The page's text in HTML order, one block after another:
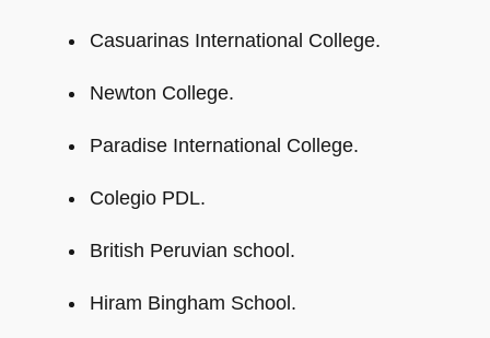
Casuarinas International College.
Newton College.
Paradise International College.
Colegio PDL.
British Peruvian school.
Hiram Bingham School.